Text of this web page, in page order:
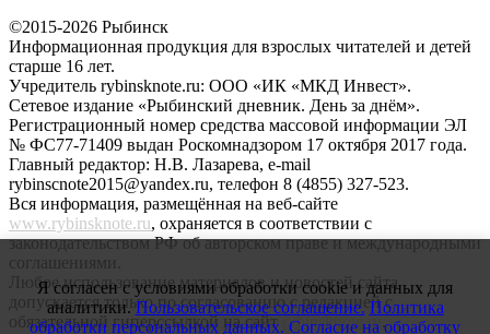
©2015-2026 Рыбинск
Информационная продукция для взрослых читателей и детей
старше 16 лет.
Учредитель rybinsknote.ru: ООО «ИК «МКД Инвест».
Сетевое издание «Рыбинский дневник. День за днём».
Регистрационный номер средства массовой информации ЭЛ
№ ФС77-71409 выдан Роскомнадзором 17 октября 2017 года.
Главный редактор: Н.В. Лазарева, e-mail
rybinscnote2015@yandex.ru, телефон 8 (4855) 327-523.
Вся информация, размещённая на веб-сайте
www.rybinsknote.ru, охраняется в соответствии с
законодательством РФ об авторском праве и международными
соглашениями.
Любое использование материалов и новостей сайта
допускается только по согласованию с редакцией с
обязательной гиперссылкой на сайтrybinsknote.ru.
Я согласен с условиями обработки cookie и данных для
аналитики. Пользовательское соглашение. Политика
обработки персональных данных. Согласие на обработку